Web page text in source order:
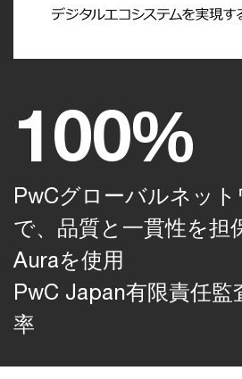
100%
PwCグローバルネッ
で、品質と一貫性を担
Auraを使用
PwC Japan有限責任監
率